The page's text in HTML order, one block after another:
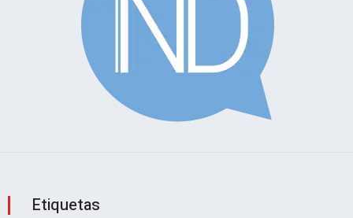
Etiquetas